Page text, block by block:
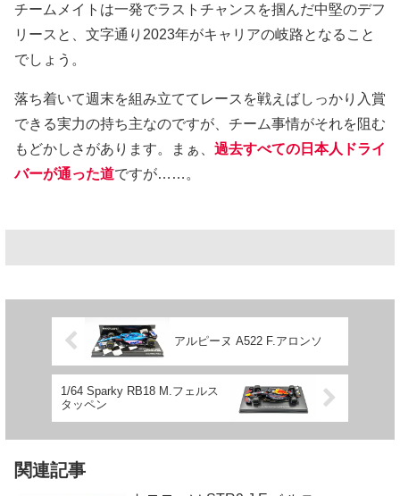
チームメイトは一発でラストチャンスを掴んだ中堅のデフ
リースと、文字通り2023年がキャリアの岐路となること
でしょう。
落ち着いて週末を組み立ててレースを戦えばしっかり入賞
できる実力の持ち主なのですが、チーム事情がそれを阻む
もどかしさがあります。まぁ、 過去すべての日本人ドライ
バーが通った道ですが……。
アルピーヌ A522 F.アロンソ
1/64 Sparky RB18 M.フェルス
タッペン
関連記事